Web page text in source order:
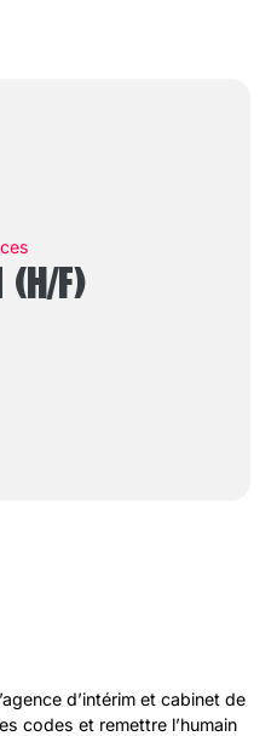
(H/F)
d’intérim et cabinet de
codes et remettre l’humain